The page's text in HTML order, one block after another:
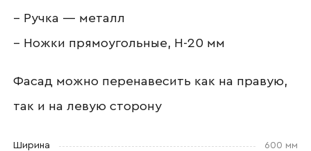
– Ручка — металл
– Ножки прямоугольные, Н-20 мм
Фасад можно перенавесить как на правую,
так и на левую сторону
Ширина 600 мм
Отправить
Согласен с политикой конфиденциальности